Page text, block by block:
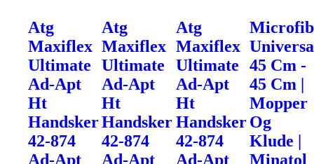
Atg
Maxiflex
Ultimate
Ad-Apt
Ht
Handsker
42-874
Ad-Apt
Atg
Maxiflex
Ultimate
Ad-Apt
Ht
Handsker
42-874
Ad-Apt
Atg
Maxiflex
Ultimate
Ad-Apt
Ht
Handsker
42-874
Ad-Apt
45 Cm -
45 Cm |
Mopper
Og
Klude |
Minatol